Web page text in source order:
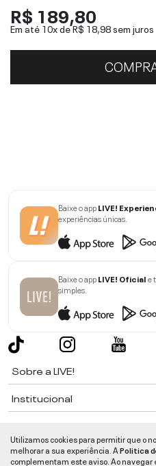
R$ 189,80
Em até 10x deR$ 18,98sem juros
Baixe o appLIVE!
experiências únicas.
Baixe o appLIVE! Oficiale
simples.
Sobre a LIVE!
Institucional
Ajuda
Utilizamos cookies para permitir que o
melhorar a sua experiência. APolitica
complementam este aviso. Ao navegar